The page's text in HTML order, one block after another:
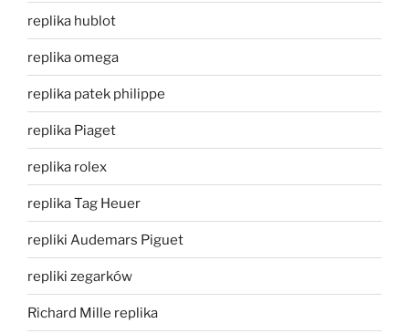
replika hublot
replika omega
replika patek philippe
replika Piaget
replika rolex
replika Tag Heuer
repliki Audemars Piguet
repliki zegarków
Richard Mille replika